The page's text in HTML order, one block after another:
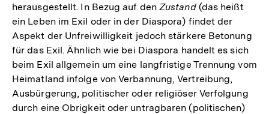
herausgestellt. In Bezug auf den Zustand(das heißt
ein Leben im Exil oder in der Diaspora) findet der
Aspekt der Unfreiwilligkeit jedoch stärkere Betonung
für das Exil. Ähnlich wie bei Diaspora handelt es sich
beim Exil allgemein um eine langfristige Trennung vom
Heimatland infolge von Verbannung, Vertreibung,
Ausbürgerung, politischer oder religiöser Verfolgung
durch eine Obrigkeit oder untragbaren (politischen)